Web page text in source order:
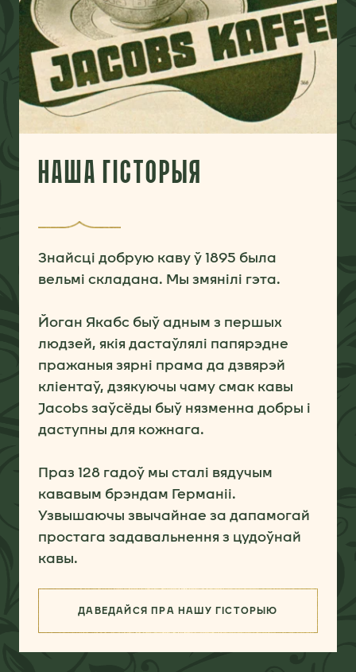
НАША ГІСТОРЫЯ
Знайсці добрую каву ў 1895 была
вельмі складана. Мы змянілі гэта.
Йоган Якабс быў адным з першых
людзей, якія дастаўлялі папярэдне
пражаныя зярні прама да дзвярэй
кліентаў, дзякуючы чаму смак кавы
Jacobs заўсёды быў нязменна добры і
даступны для кожнага.
Праз 128 гадоў мы сталі вядучым
кававым брэндам Германіі.
Узвышаючы звычайнае за дапамогай
простага задавальнення з цудоўнай
кавы.
ДАВЕДАЙСЯ ПРА НАШУ ГІСТОРЫЮ